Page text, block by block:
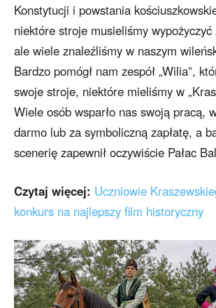
Konstytucji i powstania
niektóre stroje musieliśmy
ale wiele znaleźliśmy w naszym
Bardzo pomógł nam zespół „Wilia”,
swoje stroje, niektóre mieliśmy w
Wiele osób wsparło nas swoją pracą,
darmo lub za symboliczną zapłatę, a
scenerię zapewnił oczywiście Pałac
Czytaj więcej: Uczniowie
konkurs na najlepszy film historyczny